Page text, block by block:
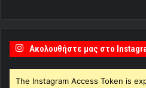
Ακολουθήστε μας στο
The Instagram Access Token is